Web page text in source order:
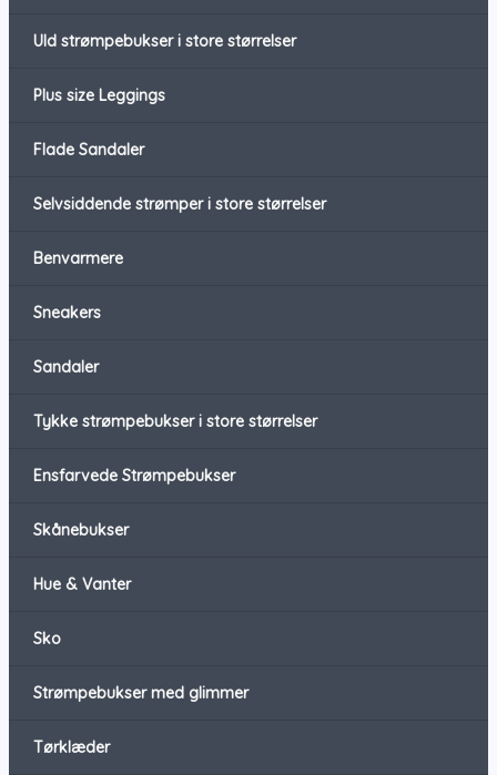
Uld strømpebukser i store størrelser
Plus size Leggings
Flade Sandaler
Selvsiddende strømper i store størrelser
Benvarmere
Sneakers
Sandaler
Tykke strømpebukser i store størrelser
Ensfarvede Strømpebukser
Skånebukser
Hue & Vanter
Sko
Strømpebukser med glimmer
Tørklæder